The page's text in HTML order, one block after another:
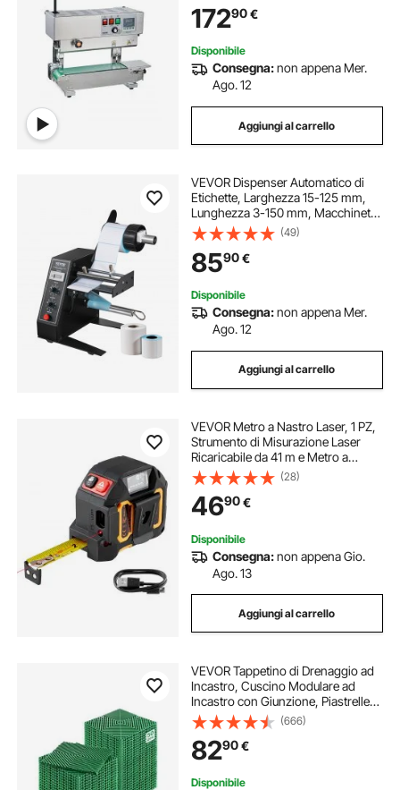
Inossidabile per Plastica da 0,02-
0,8 mm
17290€
Disponibile
Consegna:non appena Mer.
Ago. 12
Aggiungi al carrello
VEVOR Dispenser Automatico di
Etichette, Larghezza 15-125 mm,
Lunghezza 3-150 mm, Macchinetta
Automatico per Etichette,
Applicatore di Etichette a Velocità
Regolabile, Conteggio Automatico
0-999999
(49)
8590€
Disponibile
Consegna:non appena Mer.
Ago. 12
Aggiungi al carrello
VEVOR Metro a Nastro Laser, 1 PZ,
Strumento di Misurazione Laser
Ricaricabile da 41 m e Metro a
Nastro da 4,8 m con Magnetico, 4
Modalità, Lunghezza, Area,
Volume, Continuo, Unità
ft/in/m/ft+in
(28)
4690€
Disponibile
Consegna:non appena Gio.
Ago. 13
Aggiungi al carrello
VEVOR Tappetino di Drenaggio ad
Incastro, Cuscino Modulare ad
Incastro con Giunzione, Piastrelle
per Pavimenti Antiscivolo e
Tappetino per Doccia Garage
Giardino Cucina 310 x 310 mm 50
Pezzi Nero
(666)
8290€
Disponibile